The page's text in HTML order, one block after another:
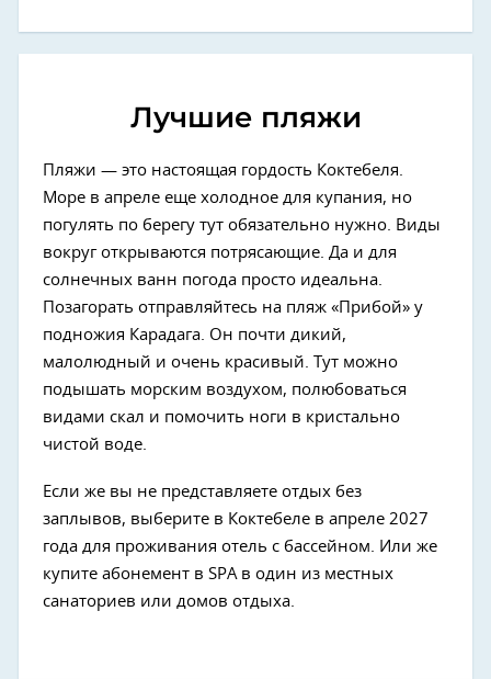
Лучшие пляжи
Пляжи — это настоящая гордость Коктебеля.
Море в апреле еще холодное для купания, но
погулять по берегу тут обязательно нужно. Виды
вокруг открываются потрясающие. Да и для
солнечных ванн погода просто идеальна.
Позагорать отправляйтесь на пляж «Прибой» у
подножия Карадага. Он почти дикий,
малолюдный и очень красивый. Тут можно
подышать морским воздухом, полюбоваться
видами скал и помочить ноги в кристально
чистой воде.
Если же вы не представляете отдых без
заплывов, выберите в Коктебеле в апреле 2027
года для проживания отель с бассейном. Или же
купите абонемент в SPA в один из местных
санаториев или домов отдыха.